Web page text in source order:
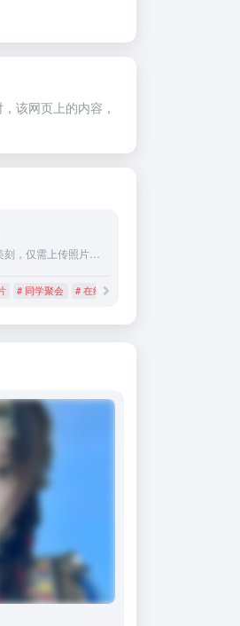
该网页上的内容，
使用爱美刻，仅需上传照片和视频，即可快速制作精美照片视频，如企业宣传片、婚礼视频、宝宝成长记录、年会视频、生日祝福，以及同学聚会、求婚表白、毕业视频、旅行视频
# 同学聚会 # 在线视频制作